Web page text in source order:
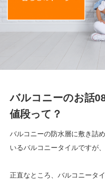
バルコニーのお話
値段って？
バルコニーの防水層に敷き詰
いるバルコニータイルですが
正直なところ、バルコニータ